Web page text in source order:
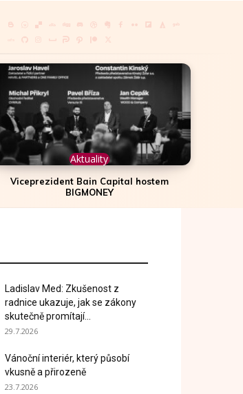
Aktuality
Viceprezident Bain Capital hostem
BIGMONEY
Ladislav Med: Zkušenost z
radnice ukazuje, jak se zákony
skutečně promítají...
29.7.2026
Vánoční interiér, který působí
vkusně a přirozeně
23.7.2026